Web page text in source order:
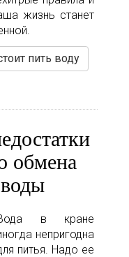
жизнь станет
пить воду
обмена
в кране
непригодна
питья. Надо ее